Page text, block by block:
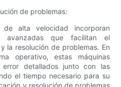
de problemas:
de alta velocidad incorporan
avanzadas que facilitan el
la resolución de problemas. En
operativo, estas máquinas
error detallados junto con las
el tiempo necesario para su